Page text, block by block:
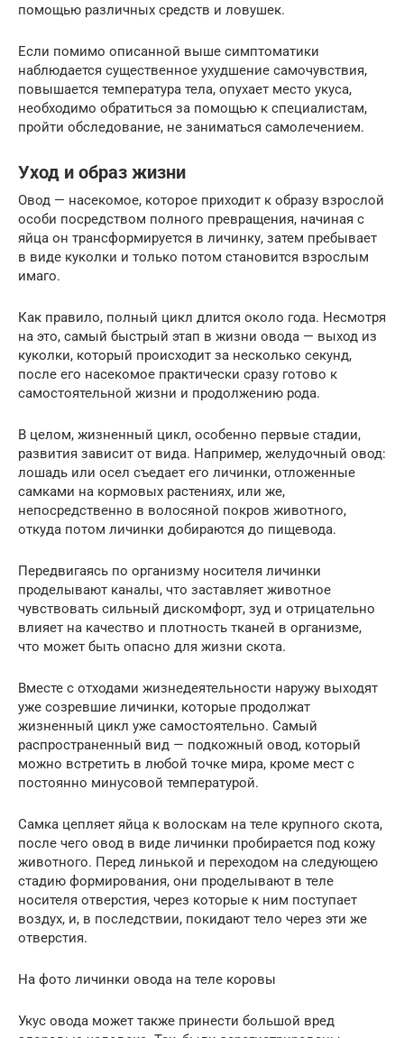
помощью различных средств и ловушек.
Если помимо описанной выше симптоматики
наблюдается существенное ухудшение самочувствия,
повышается температура тела, опухает место укуса,
необходимо обратиться за помощью к специалистам,
пройти обследование, не заниматься самолечением.
Уход и образ жизни
Овод — насекомое, которое приходит к образу взрослой
особи посредством полного превращения, начиная с
яйца он трансформируется в личинку, затем пребывает
в виде куколки и только потом становится взрослым
имаго.
Как правило, полный цикл длится около года. Несмотря
на это, самый быстрый этап в жизни овода — выход из
куколки, который происходит за несколько секунд,
после его насекомое практически сразу готово к
самостоятельной жизни и продолжению рода.
В целом, жизненный цикл, особенно первые стадии,
развития зависит от вида. Например, желудочный овод:
лошадь или осел съедает его личинки, отложенные
самками на кормовых растениях, или же,
непосредственно в волосяной покров животного,
откуда потом личинки добираются до пищевода.
Передвигаясь по организму носителя личинки
проделывают каналы, что заставляет животное
чувствовать сильный дискомфорт, зуд и отрицательно
влияет на качество и плотность тканей в организме,
что может быть опасно для жизни скота.
Вместе с отходами жизнедеятельности наружу выходят
уже созревшие личинки, которые продолжат
жизненный цикл уже самостоятельно. Самый
распространенный вид — подкожный овод, который
можно встретить в любой точке мира, кроме мест с
постоянно минусовой температурой.
Самка цепляет яйца к волоскам на теле крупного скота,
после чего овод в виде личинки пробирается под кожу
животного. Перед линькой и переходом на следующею
стадию формирования, они проделывают в теле
носителя отверстия, через которые к ним поступает
воздух, и, в последствии, покидают тело через эти же
отверстия.
На фото личинки овода на теле коровы
Укус овода может также принести большой вред